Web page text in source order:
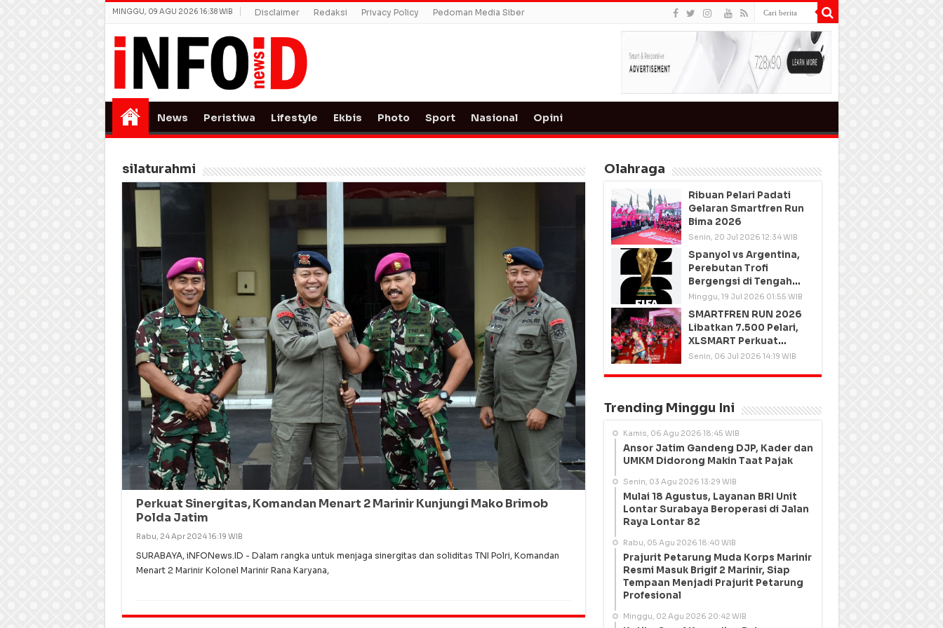
MINGGU, 09 AGU 2026 16:38 WIB Disclaimer Redaksi Privacy Policy Pedoman Media Siber
News Peristiwa Lifestyle Ekbis Photo Sport Nasional Opini
silaturahmi
Perkuat Sinergitas, Komandan Menart 2 Marinir Kunjungi Mako Brimob
Polda Jatim
Rabu, 24 Apr 2024 16:19 WIB
SURABAYA, iNFONews.ID - Dalam rangka untuk menjaga sinergitas dan soliditas TNI Polri, Komandan
Menart 2 Marinir Kolonel Marinir Rana Karyana,
Olahraga
Ribuan Pelari Padati
Gelaran Smartfren Run
Bima 2026
Senin, 20 Jul 2026 12:34 WIB
Spanyol vs Argentina,
Perebutan Trofi
Bergengsi di Tengah
Semangat Persatuan
Minggu, 19 Jul 2026 01:55 WIB
SMARTFREN RUN 2026
Libatkan 7.500 Pelari,
XLSMART Perkuat
Kedekatan dengan
Senin, 06 Jul 2026 14:19 WIB
Trending Minggu Ini
Kamis, 06 Agu 2026 18:45 WIB
Ansor Jatim Gandeng DJP, Kader dan
UMKM Didorong Makin Taat Pajak
Senin, 03 Agu 2026 13:29 WIB
Mulai 18 Agustus, Layanan BRI Unit
Lontar Surabaya Beroperasi di Jalan
Raya Lontar 82
Rabu, 05 Agu 2026 18:40 WIB
Prajurit Petarung Muda Korps Marinir
Resmi Masuk Brigif 2 Marinir, Siap
Tempaan Menjadi Prajurit Petarung
Profesional
Minggu, 02 Agu 2026 20:42 WIB